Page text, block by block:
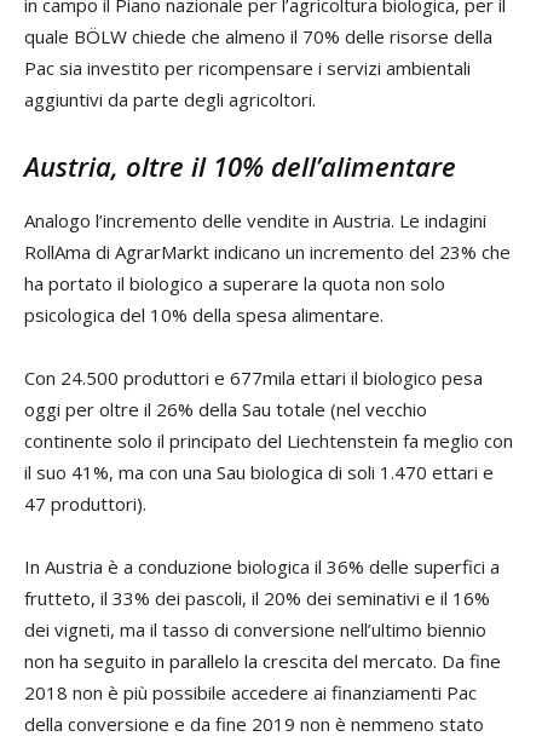
in campo il Piano nazionale per l’agricoltura biologica, per il
quale BÖLW chiede che almeno il 70% delle risorse della
Pac sia investito per ricompensare i servizi ambientali
aggiuntivi da parte degli agricoltori.
Austria, oltre il 10% dell’alimentare
Analogo l’incremento delle vendite in Austria. Le indagini
RollAma di AgrarMarkt indicano un incremento del 23% che
ha portato il biologico a superare la quota non solo
psicologica del 10% della spesa alimentare.
Con 24.500 produttori e 677mila ettari il biologico pesa
oggi per oltre il 26% della Sau totale (nel vecchio
continente solo il principato del Liechtenstein fa meglio con
il suo 41%, ma con una Sau biologica di soli 1.470 ettari e
47 produttori).
In Austria è a conduzione biologica il 36% delle superfici a
frutteto, il 33% dei pascoli, il 20% dei seminativi e il 16%
dei vigneti, ma il tasso di conversione nell’ultimo biennio
non ha seguito in parallelo la crescita del mercato. Da fine
2018 non è più possibile accedere ai finanziamenti Pac
della conversione e da fine 2019 non è nemmeno stato